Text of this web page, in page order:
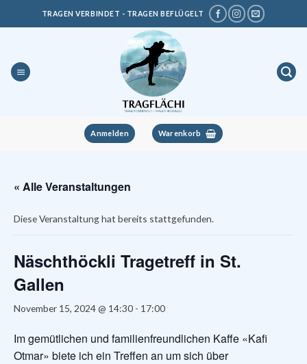
TRAGEN VERBINDET - TRAGEN BEFLÜGELT
Anmelden Warenkorb
« Alle Veranstaltungen
Diese Veranstaltung hat bereits stattgefunden.
Näschthöckli Tragetreff in St.
Gallen
November 15, 2024 @ 14:30 - 17:00
Im gemütlichen und familienfreundlichen Kaffe «Kafi
Otmar» biete ich ein Treffen an um sich über